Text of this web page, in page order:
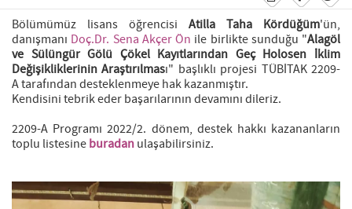
Bölümümüz lisans öğrencisi Atilla Taha Kördüğüm'ün,
danışmanı Doç.Dr. Sena Akçer Ön ile birlikte sunduğu "Alagöl
ve Sülüngür Gölü Çökel Kayıtlarından Geç Holosen İklim
Değişikliklerinin Araştırılması" başlıklı projesi TÜBİTAK 2209-
A tarafından desteklenmeye hak kazanmıştır.
Kendisini tebrik eder başarılarının devamını dileriz.
2209-A Programı 2022/2. dönem, destek hakkı kazananların
toplu listesineburadanulaşabilirsiniz.
Previous Next